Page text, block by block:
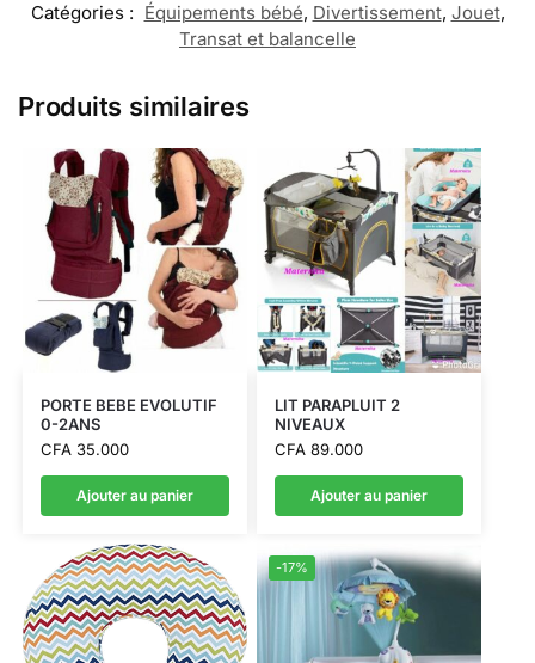
Catégories : Équipements bébé, Divertissement, Jouet,
Transat et balancelle
Produits similaires
PORTE BEBE EVOLUTIF
0-2ANS
CFA35.000
Ajouter au panier
LIT PARAPLUIT 2
NIVEAUX
CFA89.000
Ajouter au panier
-17%